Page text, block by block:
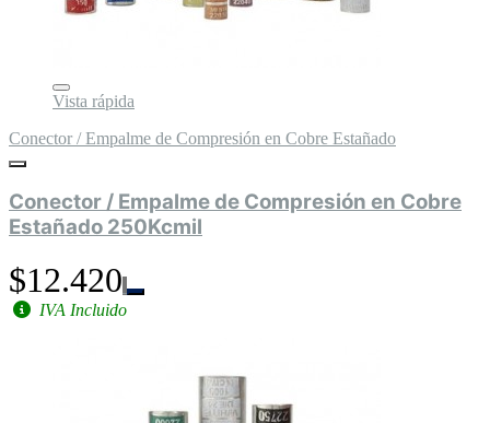
Vista rápida
Conector / Empalme de Compresión en Cobre Estañado
Conector / Empalme de Compresión en Cobre
Estañado 250Kcmil
$12.420
IVA Incluido